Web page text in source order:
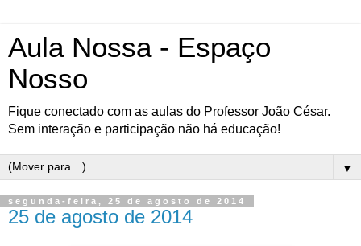
Aula Nossa - Espaço
Nosso
Fique conectado com as aulas do Professor João César.
Sem interação e participação não há educação!
▼
segunda-feira, 25 de agosto de 2014
25 de agosto de 2014